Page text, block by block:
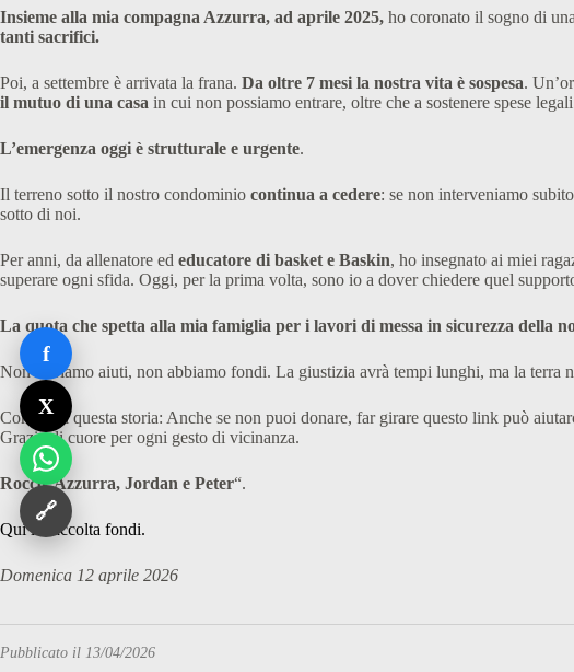
Insieme alla mia compagna Azzurra, ad aprile 2025, ho coronato il sogno di
tanti sacrifici.
Poi, a settembre è arrivata la frana. Da oltre 7 mesi la nostra vita è sospesa.
il mutuo di una casa in cui non possiamo entrare, oltre che a sostenere spese
L’emergenza oggi è strutturale e urgente.
Il terreno sotto il nostro condominio continua a cedere: se non interveniamo
sotto di noi.
Per anni, da allenatore ed educatore di basket e Baskin, ho insegnato ai miei
superare ogni sfida. Oggi, per la prima volta, sono io a dover chiedere quel
La quota che spetta alla mia famiglia per i lavori di messa in sicurezza della
Non abbiamo aiuti, non abbiamo fondi. La giustizia avrà tempi lunghi, ma la terra
Condividi questa storia: Anche se non puoi donare, far girare questo link può
Grazie di cuore per ogni gesto di vicinanza.
Rocco, Azzurra, Jordan e Peter“.
Qui la raccolta fondi.
Domenica 12 aprile 2026
Pubblicato il 13/04/2026
f
X
🔗